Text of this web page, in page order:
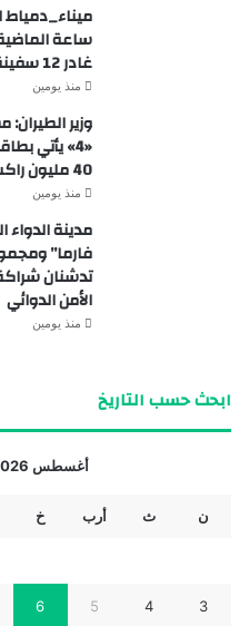
غادر 12 سفينة
منذ يومين
وزير
«4» يأتي
40 مليون راكب سنوياً
منذ يومين
مدينة
فارما”
تدشنان
الأمن الدوائي
منذ يومين
ابحث حسب التاريخ
أغسطس 2026
ن ث أرب خ
3
4
5
6